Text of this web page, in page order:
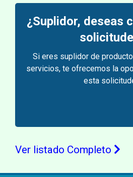
¿Suplidor, deseas
Si eres suplidor de
servicios, te ofrecemos la
esta
Ver listado Completo